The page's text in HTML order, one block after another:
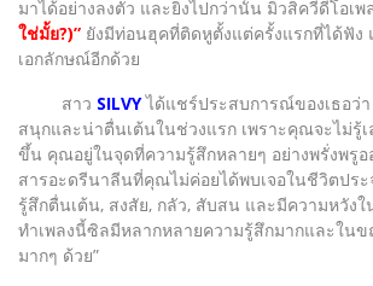
มาได้อย่างลงตัว และยิ่งไปกว่านั้น มิวสิควีดีโอเพ
ใช่มั้ย?)” ยังมีท่อนฮุคที่ติดหูตั้งแต่ครั้งแรกที่ได้ฟัง
เอกลักษณ์อีกด้วย
สาว SILVYได้แชร์ประสบการณ์ของเธอว่า
สนุกและน่าตื่นเต้นในช่วงแรก เพราะคุณจะไม่รู้เ
ขึ้น คุณอยู่ในจุดที่ความรู้สึกหลายๆ อย่างพรั่งพรูอ
สารอะดรีนาลีนที่คุณไม่ค่อยได้พบเจอในชีวิตปร
รู้สึกตื่นเต้น, สงสัย, กลัว, สับสน และมีความหวังใ
ทำเพลงนี้ซิลมีหลากหลายความรู้สึกมากและใน
มากๆ ด้วย”